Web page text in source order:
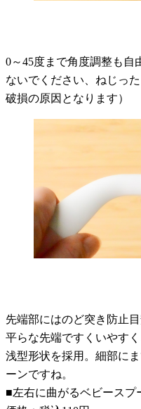
0～45度まで角度調整も
ないでください、ねじっ
破損の原因となります）
先端部にはのど突き防止
平らな先端ですくいやす
浅型形状を採用。細部に
ーンですね。
■左右に曲がるベビースプ